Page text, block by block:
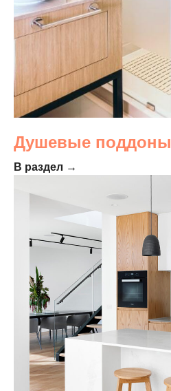
Душевые поддоны
В раздел →